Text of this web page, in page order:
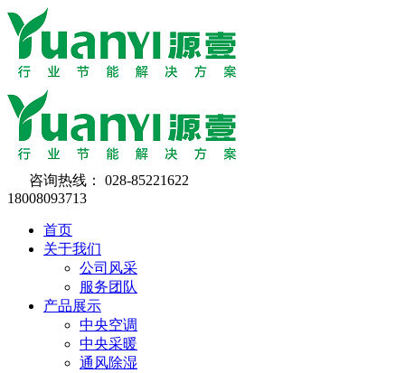
咨询热线： 028-85221622
18008093713
首页
关于我们
公司风采
服务团队
产品展示
中央空调
中央采暖
通风除湿